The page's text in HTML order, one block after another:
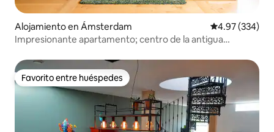
Alojamiento en Ámsterdam Calificación
4.97 (334)
Impresionante apartamento; centro de la antigua
Favorito entre huéspedes
Favorito entre huéspedes